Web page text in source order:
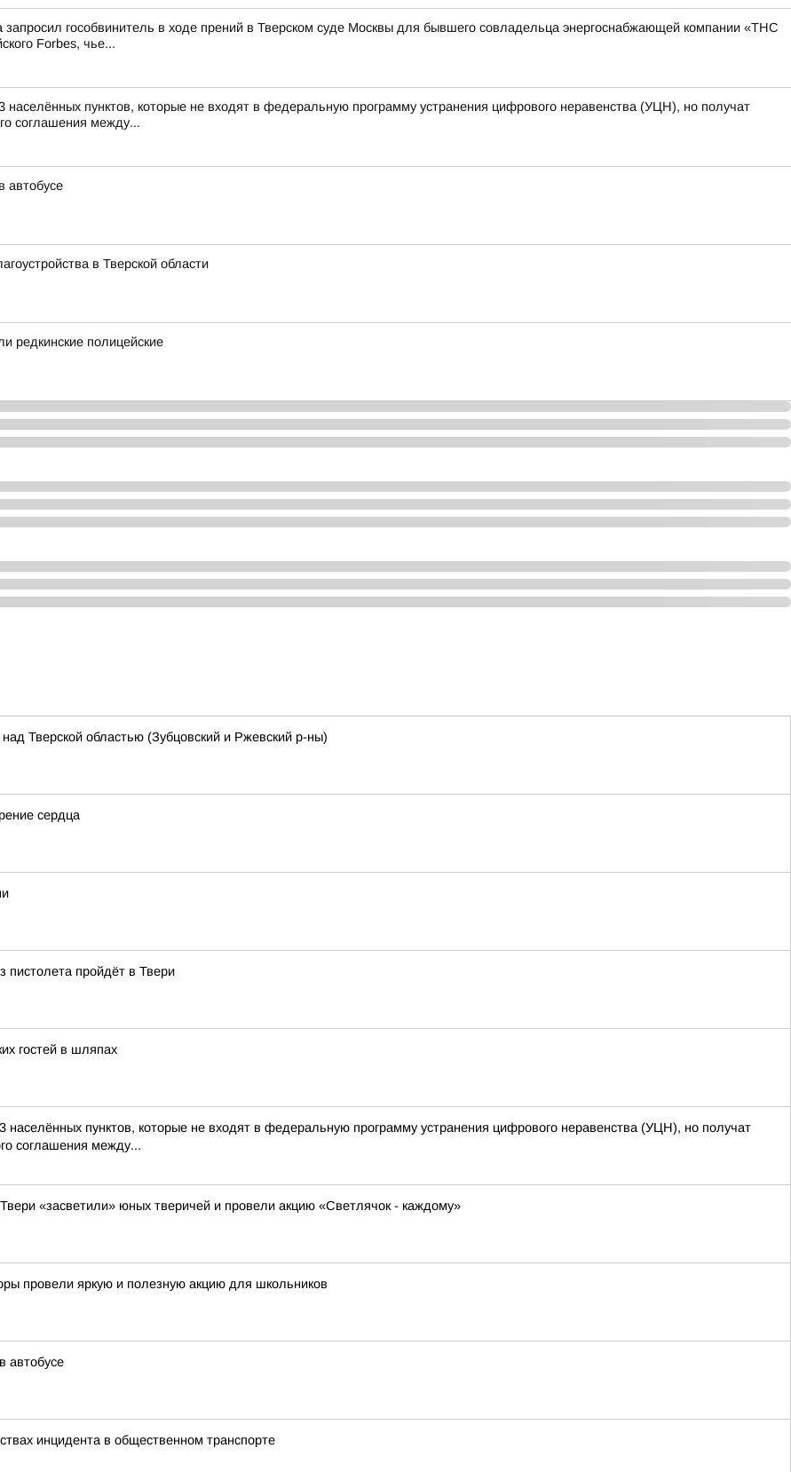
гособвинитель в ходе прений в Тверском суде Москвы для бывшего совладельца энергоснабжающей компании «ТНС
Forbes, чье...
населённых пунктов, которые не входят в федеральную программу устранения цифрового неравенства (УЦН), но получат
соглашения между...
автобусе
в Тверской области
редкинские полицейские
Тверской областью (Зубцовский и Ржевский р-ны)
сердца
пистолета пройдёт в Твери
гостей в шляпах
населённых пунктов, которые не входят в федеральную программу устранения цифрового неравенства (УЦН), но получат
соглашения между...
Твери «засветили» юных тверичей и провели акцию «Светлячок - каждому»
провели яркую и полезную акцию для школьников
автобусе
инцидента в общественном транспорте